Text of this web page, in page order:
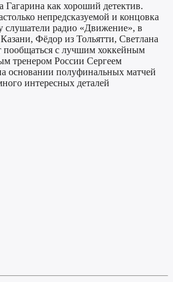
Гагарина как хороший детектив.
непредсказуемой и концовка
радио «Движение», в
Фёдор из Тольятти, Светлана
с лучшим хоккейным
тренером России Сергеем
основании полуфинальных матчей
интересных деталей